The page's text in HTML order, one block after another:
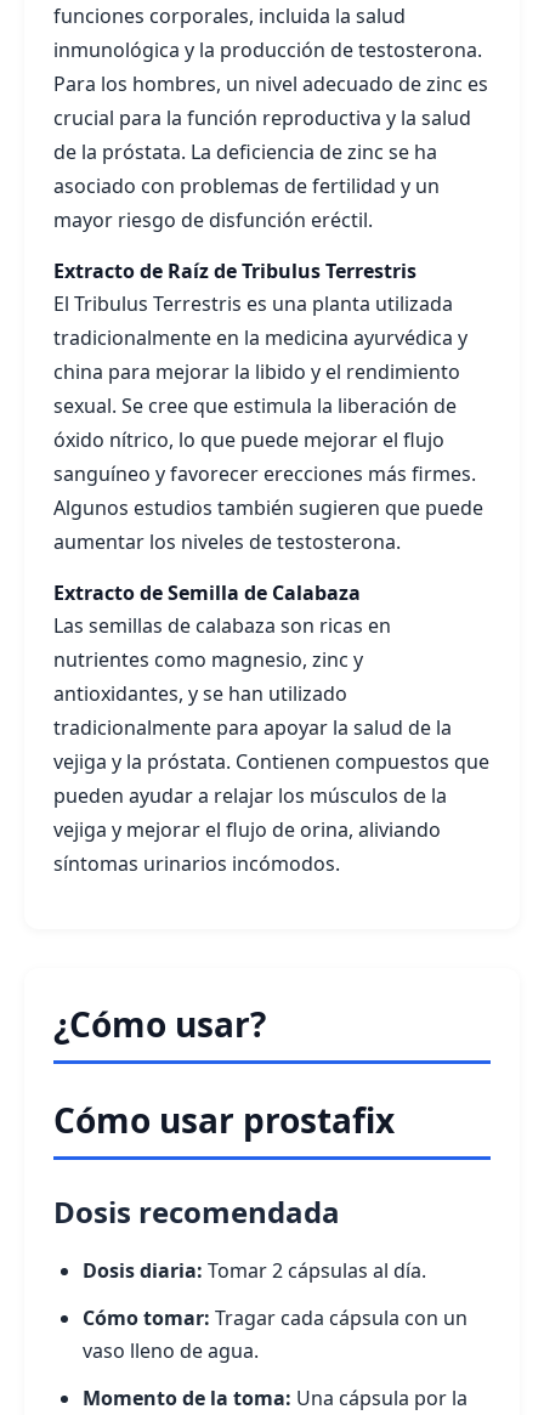
funciones corporales, incluida la salud
inmunológica y la producción de testosterona.
Para los hombres, un nivel adecuado de zinc es
crucial para la función reproductiva y la salud
de la próstata. La deficiencia de zinc se ha
asociado con problemas de fertilidad y un
mayor riesgo de disfunción eréctil.
Extracto de Raíz de Tribulus Terrestris
El Tribulus Terrestris es una planta utilizada
tradicionalmente en la medicina ayurvédica y
china para mejorar la libido y el rendimiento
sexual. Se cree que estimula la liberación de
óxido nítrico, lo que puede mejorar el flujo
sanguíneo y favorecer erecciones más firmes.
Algunos estudios también sugieren que puede
aumentar los niveles de testosterona.
Extracto de Semilla de Calabaza
Las semillas de calabaza son ricas en
nutrientes como magnesio, zinc y
antioxidantes, y se han utilizado
tradicionalmente para apoyar la salud de la
vejiga y la próstata. Contienen compuestos que
pueden ayudar a relajar los músculos de la
vejiga y mejorar el flujo de orina, aliviando
síntomas urinarios incómodos.
¿Cómo usar?
Cómo usar prostafix
Dosis recomendada
Dosis diaria: Tomar 2 cápsulas al día.
Cómo tomar: Tragar cada cápsula con un
vaso lleno de agua.
Momento de la toma: Una cápsula por la